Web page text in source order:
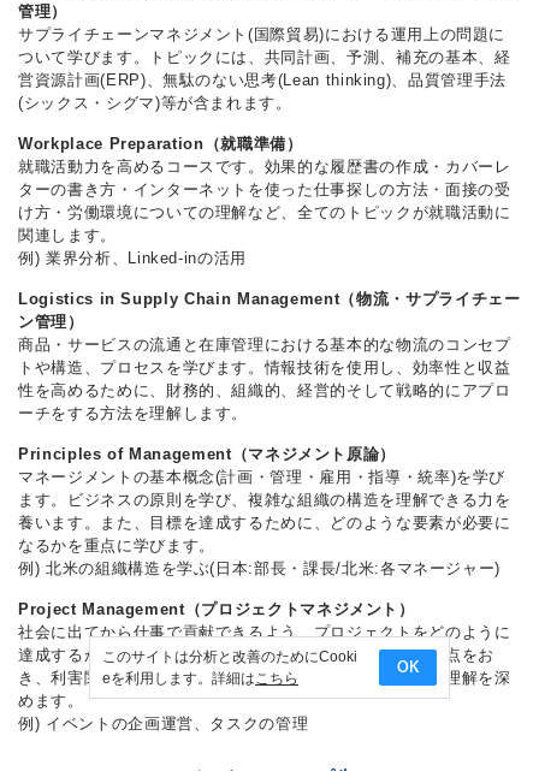
このサイトは分析と改善のためにCooki
eを利用します。詳細はこちら
OK
管理）
サプライチェーンマネジメント(国際貿易)における運用上の問題に
ついて学びます。トピックには、共同計画、予測、補充の基本、経
営資源計画(ERP)、無駄のない思考(Lean thinking)、品質管理手法
(シックス・シグマ)等が含まれます。
Workplace Preparation（就職準備）
就職活動力を高めるコースです。効果的な履歴書の作成・カバーレ
ターの書き方・インターネットを使った仕事探しの方法・面接の受
け方・労働環境についての理解など、全てのトピックが就職活動に
関連します。
例) 業界分析、Linked-inの活用
Logistics in Supply Chain Management（物流・サプライチェー
ン管理）
商品・サービスの流通と在庫管理における基本的な物流のコンセプ
トや構造、プロセスを学びます。情報技術を使用し、効率性と収益
性を高めるために、財務的、組織的、経営的そして戦略的にアプロ
ーチをする方法を理解します。
Principles of Management（マネジメント原論）
マネージメントの基本概念(計画・管理・雇用・指導・統率)を学び
ます。ビジネスの原則を学び、複雑な組織の構造を理解できる力を
養います。また、目標を達成するために、どのような要素が必要に
なるかを重点に学びます。
例) 北米の組織構造を学ぶ(日本:部長・課長/北米:各マネージャー)
Project Management（プロジェクトマネジメント）
社会に出てから仕事で貢献できるよう、プロジェクトをどのように
達成するかを学びます。近年のビジネスの発展や施行に重点をお
き、利害関係など問題点などもケーススタディから学び、理解を深
めます。
例) イベントの企画運営、タスクの管理